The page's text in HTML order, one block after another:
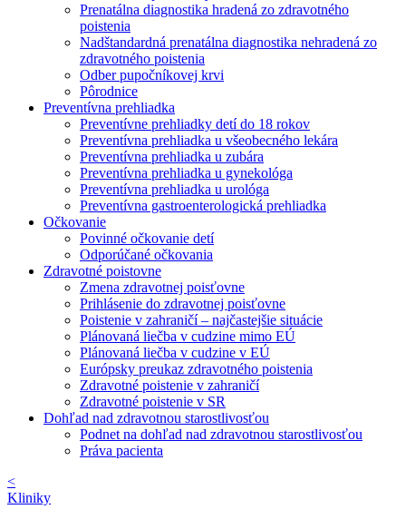
Prenatálna diagnostika hradená zo zdravotného
poistenia
Nadštandardná prenatálna diagnostika nehradená zo
zdravotného poistenia
Odber pupočníkovej krvi
Pôrodnice
Preventívna prehliadka
Preventívne prehliadky detí do 18 rokov
Preventívna prehliadka u všeobecného lekára
Preventívna prehliadka u zubára
Preventívna prehliadka u gynekológa
Preventívna prehliadka u urológa
Preventívna gastroenterologická prehliadka
Očkovanie
Povinné očkovanie detí
Odporúčané očkovania
Zdravotné poistovne
Zmena zdravotnej poisťovne
Prihlásenie do zdravotnej poisťovne
Poistenie v zahraničí – najčastejšie situácie
Plánovaná liečba v cudzine mimo EÚ
Plánovaná liečba v cudzine v EÚ
Európsky preukaz zdravotného poistenia
Zdravotné poistenie v zahraničí
Zdravotné poistenie v SR
Dohľad nad zdravotnou starostlivosťou
Podnet na dohľad nad zdravotnou starostlivosťou
Práva pacienta
<
Kliniky